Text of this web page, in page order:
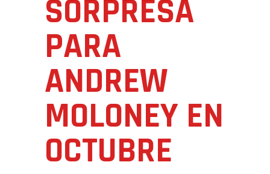
SORPRESA
PARA
ANDREW
MOLONEY EN
OCTUBRE